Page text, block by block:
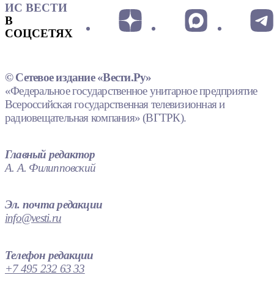
ИС ВЕСТИ
В
СОЦСЕТЯХ
© Сетевое издание «Вести.Ру»
«Федеральное государственное унитарное предприятие
Всероссийская государственная телевизионная и
радиовещательная компания» (ВГТРК).
Главный редактор
А. А. Филипповский
Эл. почта редакции
info@vesti.ru
Телефон редакции
+7 495 232 63 33